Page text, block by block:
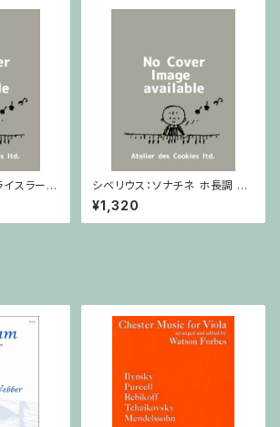
スラー：
from Op.
リンと
シベリウス：ソナチネ ホ長調 O
p.80 / ヴァイオリンとピアノ
¥1,320